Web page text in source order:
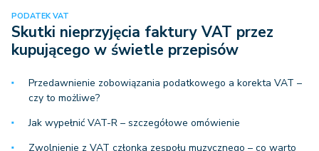
PODATEK VAT
Skutki nieprzyjęcia faktury VAT przez
kupującego w świetle przepisów
Przedawnienie zobowiązania podatkowego a korekta VAT –
czy to możliwe?
Jak wypełnić VAT-R – szczegółowe omówienie
Zwolnienie z VAT członka zespołu muzycznego – co warto